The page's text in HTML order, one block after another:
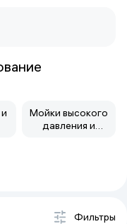
Мойки высокого
давления и
Фильтры